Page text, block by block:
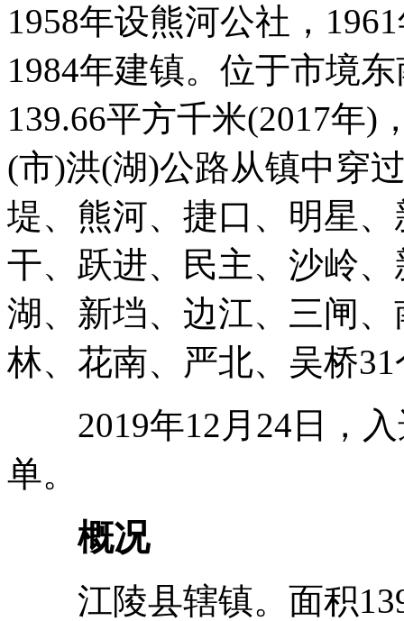
1958年设熊河公社，
1984年建镇。位于市境
139.66平方千米(2017年)
(市)洪(湖)公路从镇中穿
堤、熊河、捷口、明星
干、跃进、民主、沙岭
湖、新垱、边江、三闸
林、花南、严北、吴桥
2019年12月24日，入
单。
概况
江陵县辖镇。面积